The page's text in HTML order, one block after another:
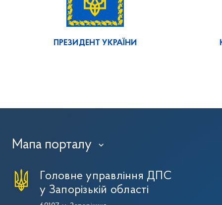
ПРЕЗИДЕНТ УКРАЇНИ
Мапа порталу ›
Головне управління ДПС
у Запорізькій області